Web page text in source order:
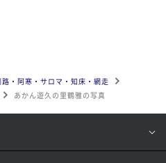
路・阿寒・サロマ・知床・網走
あかん遊久の里鶴雅の写真